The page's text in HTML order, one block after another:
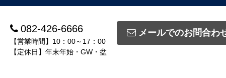
082-426-6666
【営業時間】10：00～17：00
【定休日】年末年始・GW・盆
メールでのお問合わ